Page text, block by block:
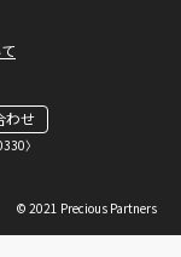
わせ
© 2021 Precious Partners